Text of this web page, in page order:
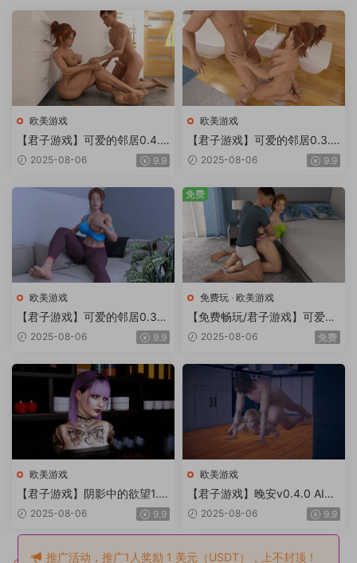
欧美游戏
【君子游戏】可爱的邻居0.4.3
A汉化版【PC+安卓/6.23G/更
新】Lovely Neighborhood [v
0.4.3A]
2025-08-06 9.9
欧美游戏
【君子游戏】可爱的邻居0.3.7
汉化版【PC+安卓/3.44G/更
2025-08-06 9.9
欧美游戏
【君子游戏】可爱的邻居0.3汉
化版【PC+安卓/3.80G/更新】
2025-08-06 9.9
免费玩 · 欧美游戏
【免费畅玩/君子游戏】可爱的
邻居0.2.8汉化版【PC+安卓/2.
2025-08-06 免费
免费
欧美游戏
【君子游戏】阴影中的欲望1.0
汉化版【PC+安卓/1.57G/更
新】Lust Among Shadows [P
rologue]
2025-08-06 9.9
欧美游戏
【君子游戏】晚安v0.4.0 AI版
【PC+安卓/1.92G/更新】Nigh
2025-08-06 9.9
推广活动，推广1人奖励 1 美元（USDT），上不封顶！